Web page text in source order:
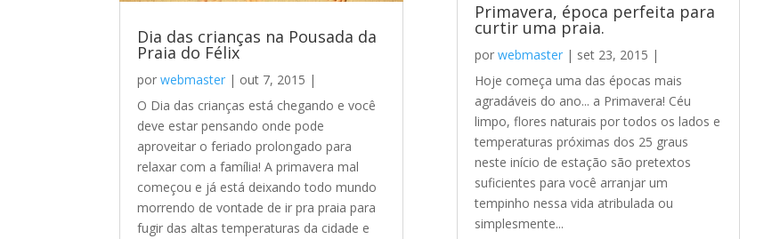
Dia das crianças na Pousada da
Praia do Félix
porwebmaster | out 7, 2015 |
O Dia das crianças está chegando e você
deve estar pensando onde pode
aproveitar o feriado prolongado para
relaxar com a família! A primavera mal
começou e já está deixando todo mundo
morrendo de vontade de ir pra praia para
fugir das altas temperaturas da cidade e
Primavera, época perfeita para
curtir uma praia.
por webmaster| set 23, 2015 |
Hoje começa uma das épocas mais
agradáveis do ano... a Primavera! Céu
limpo, flores naturais por todos os lados e
temperaturas próximas dos 25 graus
neste início de estação são pretextos
suficientes para você arranjar um
tempinho nessa vida atribulada ou
simplesmente...